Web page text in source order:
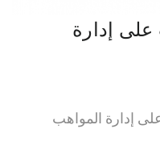
على إدارة
على إدارة المواهب